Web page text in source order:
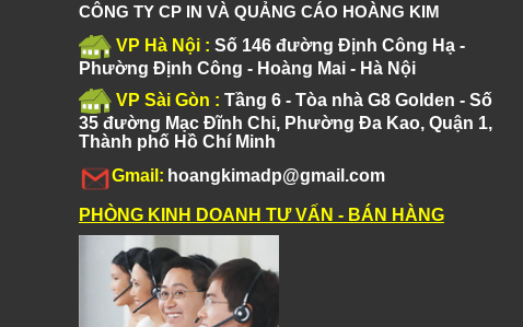
CÔNG TY CP IN VÀ QUẢNG CÁO HOÀNG KIM
VP Hà Nội : Số 146 đường Định Công Hạ -
Phường Định Công - Hoàng Mai - Hà Nội
VP Sài Gòn : Tầng 6 - Tòa nhà G8 Golden - Số
35 đường Mạc Đĩnh Chi, Phường Đa Kao, Quận 1,
Thành phố Hồ Chí Minh
Gmail: hoangkimadp@gmail.com
PHÒNG KINH DOANH TƯ VẤN - BÁN HÀNG